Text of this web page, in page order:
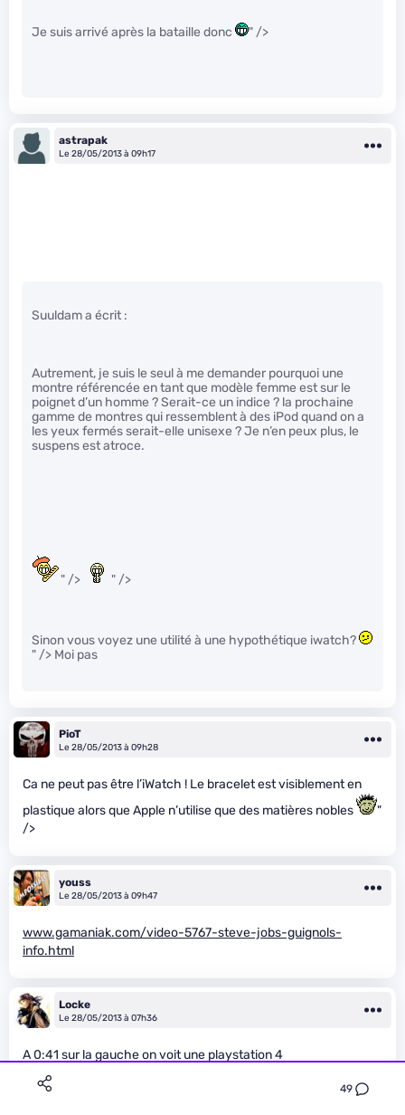
49
Je suis arrivé après la bataille donc " />
astrapak
Le 28/05/2013 à 09h17
Suuldam a écrit :
Autrement, je suis le seul à me demander pourquoi une
montre référencée en tant que modèle femme est sur le
poignet d’un homme ? Serait-ce un indice ? la prochaine
gamme de montres qui ressemblent à des iPod quand on a
les yeux fermés serait-elle unisexe ? Je n’en peux plus, le
suspens est atroce.
" /> " />
Sinon vous voyez une utilité à une hypothétique iwatch?
" /> Moi pas
PioT
Le 28/05/2013 à 09h28
Ca ne peut pas être l’iWatch ! Le bracelet est visiblement en
plastique alors que Apple n’utilise que des matières nobles
"
/>
youss
Le 28/05/2013 à 09h47
www.gamaniak.com/video-5767-steve-jobs-guignols-
info.html
Locke
Le 28/05/2013 à 07h36
A 0:41 sur la gauche on voit une playstation 4